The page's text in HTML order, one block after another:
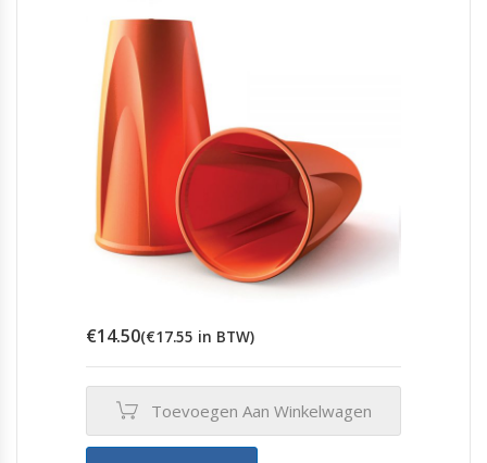
€14.50(€17.55 in BTW)
Toevoegen Aan Winkelwagen